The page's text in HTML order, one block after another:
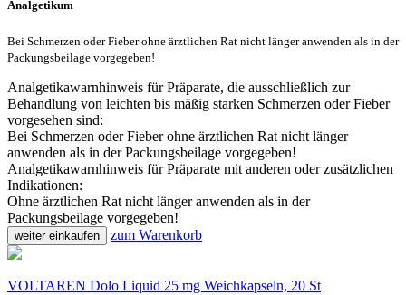
Analgetikum
Bei Schmerzen oder Fieber ohne ärztlichen Rat nicht länger anwenden als in der
Packungsbeilage vorgegeben!
Analgetikawarnhinweis für Präparate, die ausschließlich zur
Behandlung von leichten bis mäßig starken Schmerzen oder Fieber
vorgesehen sind:
Bei Schmerzen oder Fieber ohne ärztlichen Rat nicht länger
anwenden als in der Packungsbeilage vorgegeben!
Analgetikawarnhinweis für Präparate mit anderen oder zusätzlichen
Indikationen:
Ohne ärztlichen Rat nicht länger anwenden als in der
Packungsbeilage vorgegeben!
weiter einkaufen zum Warenkorb
VOLTAREN Dolo Liquid 25 mg Weichkapseln, 20 St